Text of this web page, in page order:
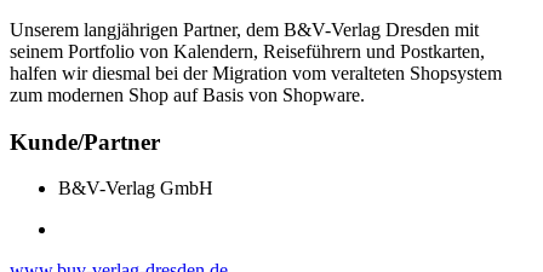
Unserem langjährigen Partner, dem B&V-Verlag Dresden mit
seinem Portfolio von Kalendern, Reiseführern und Postkarten,
halfen wir diesmal bei der Migration vom veralteten Shopsystem
zum modernen Shop auf Basis von Shopware.
Kunde/Partner
B&V-Verlag GmbH